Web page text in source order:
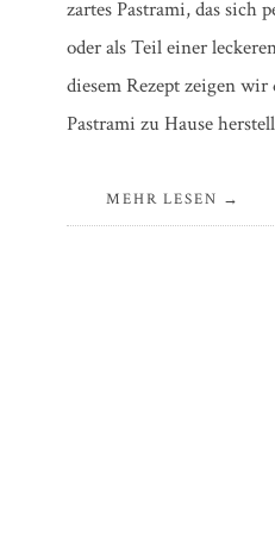
zartes Pastrami, das sich
oder als Teil einer
diesem Rezept zeigen
Pastrami zu Hause
MEHR LESEN